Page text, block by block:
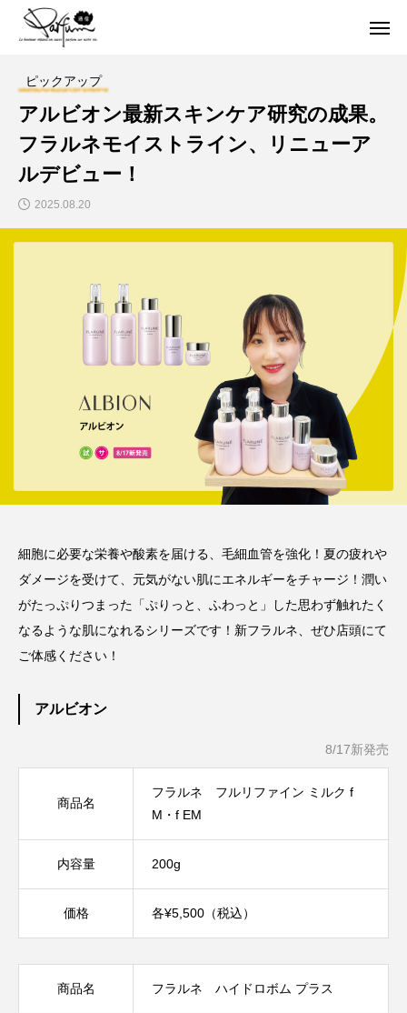
ピックアップ
アルビオン最新スキンケア研究の成果。
フラルネモイストライン、リニューア
ルデビュー！
2025.08.20
細胞に必要な栄養や酸素を届ける、毛細血管を強化！夏の疲れや
ダメージを受けて、元気がない肌にエネルギーをチャージ！潤い
がたっぷりつまった「ぷりっと、ふわっと」した思わず触れたく
なるような肌になれるシリーズです！新フラルネ、ぜひ店頭にて
ご体感ください！
アルビオン
8/17新発売
商品名
フラルネ フルリファイン ミルク f
M・f EM
内容量 200g
価格 各¥5,500（税込）
商品名 フラルネ ハイドロボム プラス